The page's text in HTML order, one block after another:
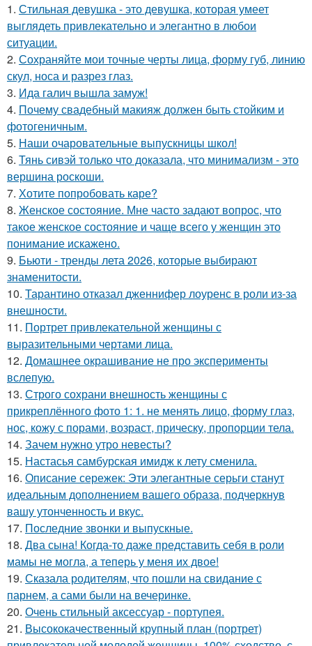
1. Стильная девушка - это девушка, которая умеет
выглядеть привлекательно и элегантно в любои
ситуации.
2. Сохраняйте мои точные черты лица, форму губ, линию
скул, носа и разрез глаз.
3. Ида галич вышла замуж!
4. Почему свадебный макияж должен быть стойким и
фотогеничным.
5. Наши очаровательные выпускницы школ!
6. Тянь сивэй только что доказала, что минимализм - это
вершина роскоши.
7. Хотите попробовать каре?
8. Женское состояние. Мне часто задают вопрос, что
такое женское состояние и чаще всего у женщин это
понимание искажено.
9. Бьюти - тренды лета 2026, которые выбирают
знаменитости.
10. Тарантино отказал дженнифер лоуренс в роли из-за
внешности.
11. Портрет привлекательной женщины с
выразительными чертами лица.
12. Домашнее окрашивание не про эксперименты
вслепую.
13. Строго сохрани внешность женщины с
прикреплённого фото 1: 1. не менять лицо, форму глаз,
нос, кожу с порами, возраст, прическу, пропорции тела.
14. Зачем нужно утро невесты?
15. Настасья самбурская имидж к лету сменила.
16. Описание сережек: Эти элегантные серьги станут
идеальным дополнением вашего образа, подчеркнув
вашу утонченность и вкус.
17. Последние звонки и выпускные.
18. Два сына! Когда-то даже представить себя в роли
мамы не могла, а теперь у меня их двое!
19. Сказала родителям, что пошли на свидание с
парнем, а сами были на вечеринке.
20. Очень стильный аксессуар - портупея.
21. Высококачественный крупный план (портрет)